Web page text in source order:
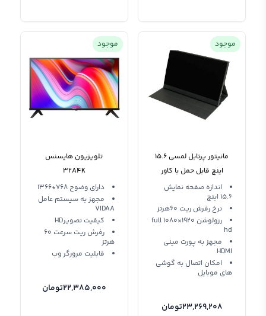
موجود
مانیتور پرتابل لمسی 15.6
اینچ قابل حمل با کاور
اندازه صفحه نمایش
15.6 اینچ
نرخ رفرش ریت 60هرتز
رزولوشن 1920×1080 full
hd
مجهز به پورت مینی
HDMI
امکان اتصال به گوشی
های موبایل
23,269,208تومان
موجود
تلویزیون هایسنس
32A4K
دارای وضوح 768*1366
مجهز به سیستم عامل
VIDAA
کیفیت تصویرHD
رفرش ريت سرعت 60
هرتز
قابلیت مرورگر وب
22,385,000تومان